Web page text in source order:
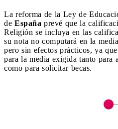
La reforma de la Ley de
de España prevé que la
Religión se incluya en las
su nota no computará en la
pero sin efectos prácticos, ya
para la media exigida tanto para
como para solicitar becas.